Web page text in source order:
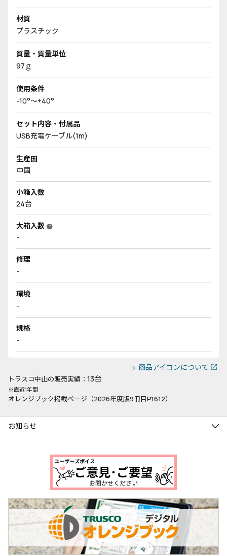
材質
プラスチック
質量・質量単位
97ｇ
使用条件
-10°～+40°
セット内容・付属品
USB充電ケーブル(1m)
生産国
中国
小箱入数
24台
大箱入数 help
-
修理
-
環境
-
規格
-
商品アイコンについて
トラスコ中山の販売実績： 13台
※直近1年間
オレンジブック掲載ページ（2026年度版9冊目P.1612）
お知らせ